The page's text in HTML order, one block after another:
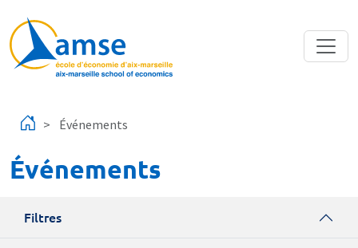
Événements
Événements
Filtres